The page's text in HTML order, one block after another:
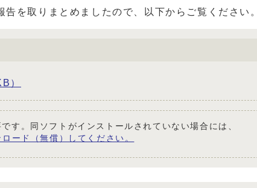
を取りまとめましたので、以下からご覧ください。
）
。同ソフトがインストールされていない場合には、
ード（無償）してください。